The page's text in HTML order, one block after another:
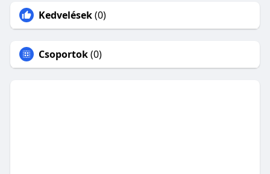
Kedvelések(0)
Csoportok(0)